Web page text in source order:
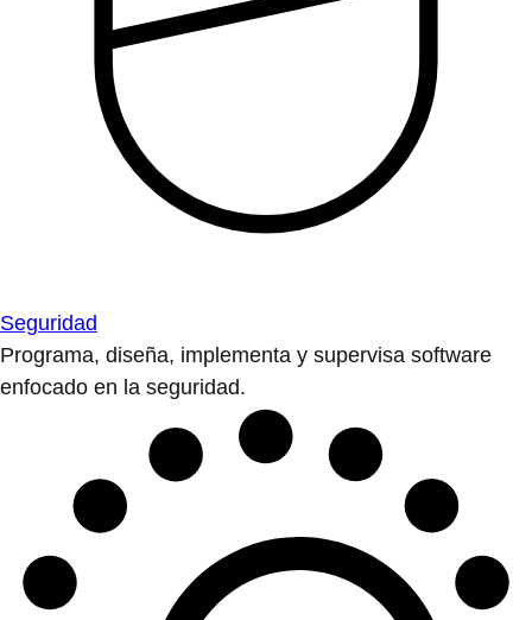
Seguridad
Programa, diseña, implementa y supervisa software
enfocado en la seguridad.